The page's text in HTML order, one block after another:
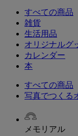
すべての商品
雑貨
生活用品
オリジナルグ
カレンダー
本
すべての商品
写真でつくる
メモリアル